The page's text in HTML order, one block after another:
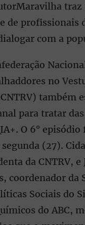
traz
de profissionais
com a
no
também
para tratar
O 6° episódio
segunda (27).
da CNTRV, e
coordenador da
Sociais do
do ABC,